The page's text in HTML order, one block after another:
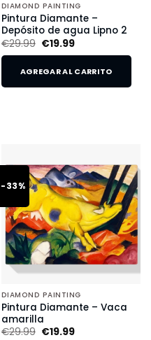
DIAMOND PAINTING
Pintura Diamante –
Depósito de agua Lipno 2
€29.99 €19.99
AGREGAR AL CARRITO
-33%
DIAMOND PAINTING
Pintura Diamante – Vaca
amarilla
€29.99 €19.99